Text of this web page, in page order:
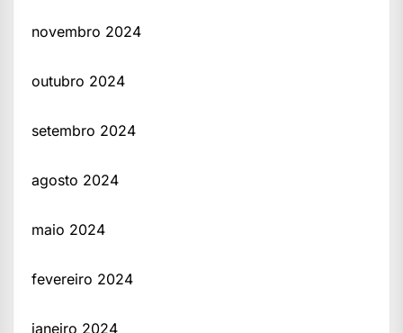
novembro 2024
outubro 2024
setembro 2024
agosto 2024
maio 2024
fevereiro 2024
janeiro 2024